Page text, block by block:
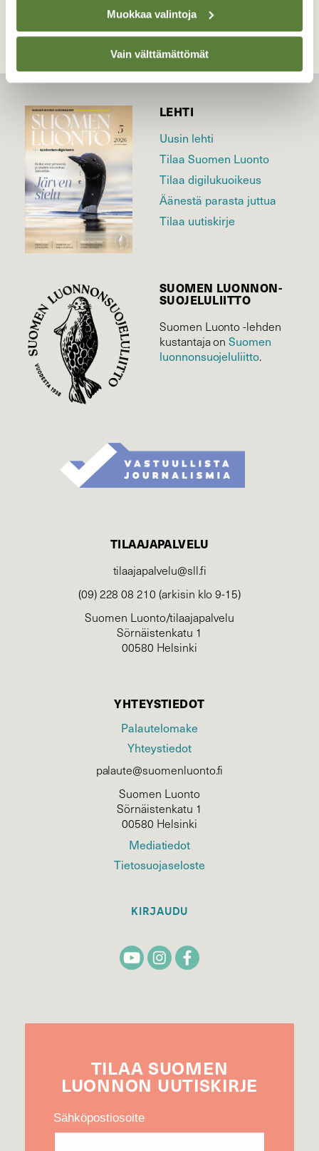
Muokkaa valintoja
Vain välttämättömät
LEHTI
Uusin lehti
Tilaa Suomen Luonto
Tilaa digilukuoikeus
Äänestä parasta juttua
Tilaa uutiskirje
SUOMEN LUONNON­
SUOJELU­LIITTO
Suomen Luonto -lehden
kustantaja onSuomen
luonnonsuojelu­liitto.
TILAAJAPALVELU
tilaajapalvelu@sll.fi
(09) 228 08 210 (arkisin klo 9-15)
Suomen Luonto/tilaajapalvelu
Sörnäistenkatu 1
00580 Helsinki
YHTEYSTIEDOT
Palautelomake
Yhteystiedot
palaute@suomenluonto.fi
Suomen Luonto
Sörnäistenkatu 1
00580 Helsinki
Mediatiedot
Tietosuojaseloste
KIRJAUDU
TILAA SUOMEN
LUONNON UUTIS­KIRJE
Sähköpostiosoite